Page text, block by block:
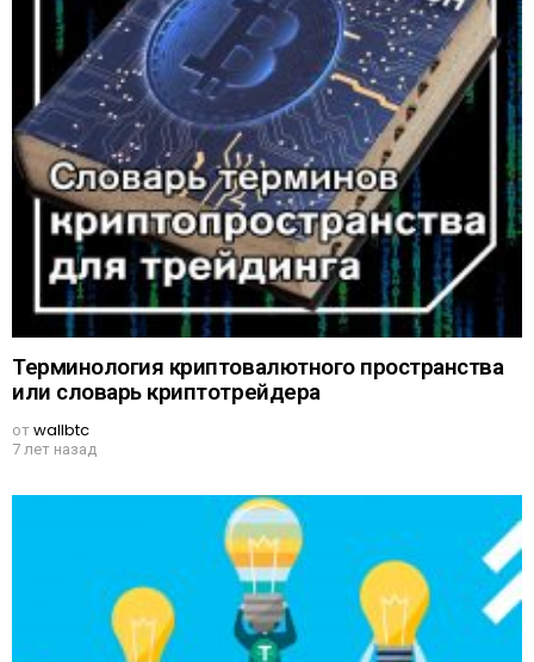
Терминология криптовалютного пространства
или словарь криптотрейдера
отwallbtc
7 лет назад